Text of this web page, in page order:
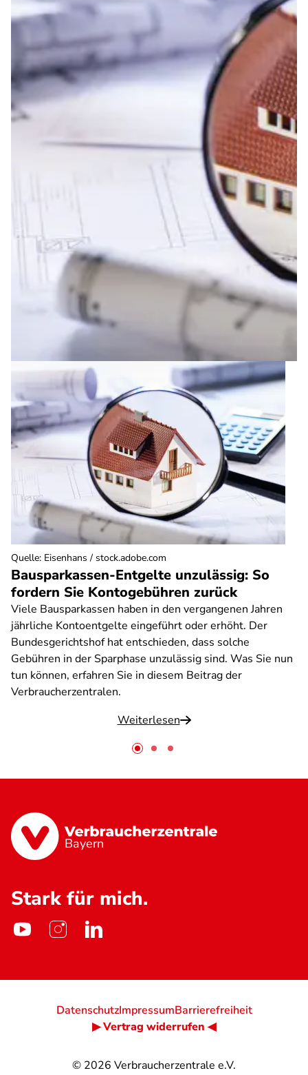
Bausparkassen-Entgelte unzulässig: So
fordern Sie Kontogebühren zurück
Viele Bausparkassen haben in den vergangenen Jahren
jährliche Kontoentgelte eingeführt oder erhöht. Der
Bundesgerichtshof hat entschieden, dass solche
Gebühren in der Sparphase unzulässig sind. Was Sie nun
tun können, erfahren Sie in diesem Beitrag der
Verbraucherzentralen.
Weiterlesen
Quelle: Eisenhans / stock.adobe.com
Bayern
Stark für mich.
© 2026 Verbraucherzentrale e.V.
DatenschutzImpressumBarrierefreiheit
▶ Vertrag widerrufen ◀